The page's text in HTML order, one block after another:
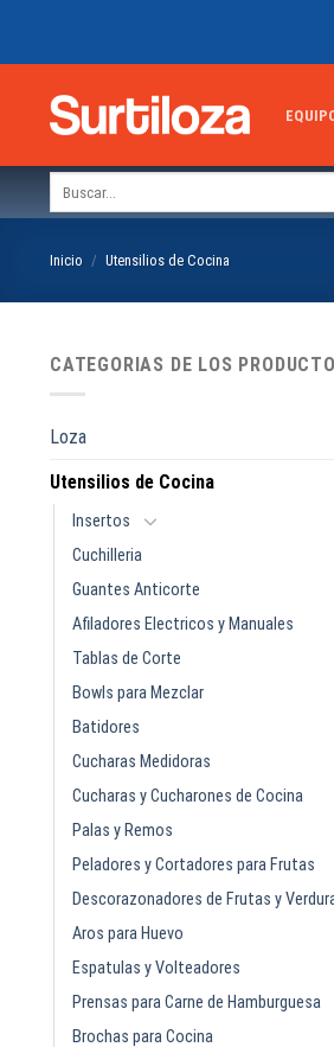
Inicio / Utensilios de Cocina
CATEGORIAS DE LOS
Loza
Utensilios de Cocina
Insertos
Cuchilleria
Guantes Anticorte
Afiladores Electricos y Manuales
Tablas de Corte
Bowls para Mezclar
Batidores
Cucharas Medidoras
Cucharas y Cucharones de Cocina
Palas y Remos
Peladores y Cortadores para Frutas
Descorazonadores de Frutas y
Aros para Huevo
Espatulas y Volteadores
Prensas para Carne de Hamburguesa
Brochas para Cocina